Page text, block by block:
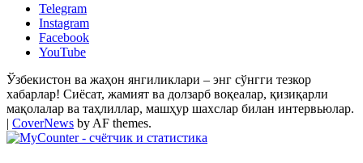
Telegram
Instagram
Facebook
YouTube
Ўзбекистон ва жаҳон янгиликлари – энг сўнгги тезкор
хабарлар! Сиёсат, жамият ва долзарб воқеалар, қизиқарли
мақолалар ва таҳлиллар, машҳур шахслар билан интервьюлар.
| CoverNews by AF themes.